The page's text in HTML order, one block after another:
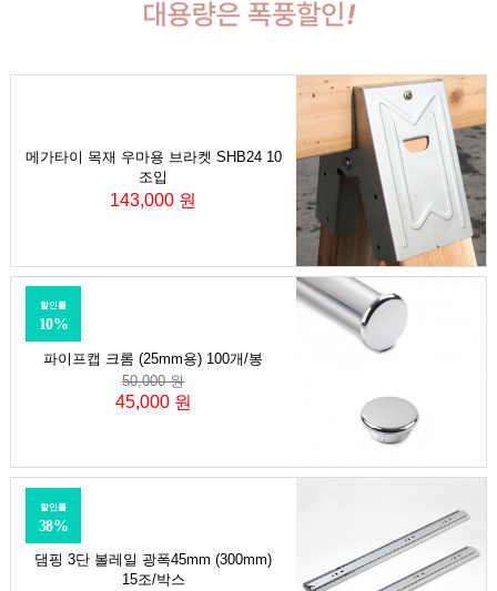
메가타이 목재 우마용 브라켓 SHB24 10
조입
143,000 원
파이프캡 크롬 (25mm용) 100개/봉
할인률
10%
50,000 원
45,000 원
댐핑 3단 볼레일 광폭45mm (300mm)
15조/박스
할인률
38%